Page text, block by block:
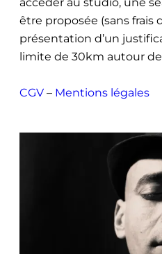
être proposée (sans frais
présentation d’un
limite de 30km autour de
CGV – Mentions légales